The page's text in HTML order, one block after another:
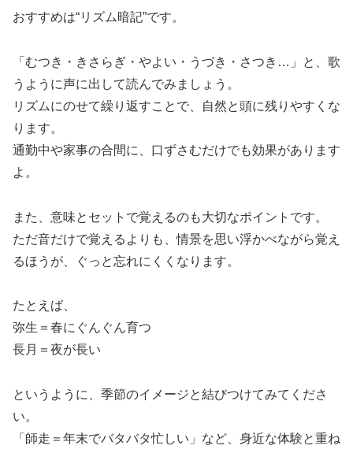
おすすめは“リズム暗記”です。
「むつき・きさらぎ・やよい・うづき・さつき…」と、歌
うように声に出して読んでみましょう。
リズムにのせて繰り返すことで、自然と頭に残りやすくな
ります。
通勤中や家事の合間に、口ずさむだけでも効果があります
よ。
また、意味とセットで覚えるのも大切なポイントです。
ただ音だけで覚えるよりも、情景を思い浮かべながら覚え
るほうが、ぐっと忘れにくくなります。
たとえば、
弥生＝春にぐんぐん育つ
長月＝夜が長い
というように、季節のイメージと結びつけてみてくださ
い。
「師走＝年末でバタバタ忙しい」など、身近な体験と重ね